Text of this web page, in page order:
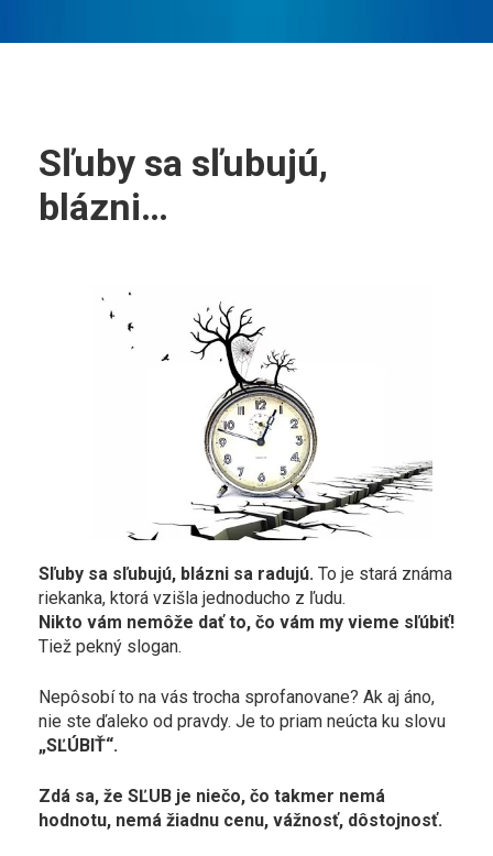
Sľuby sa sľubujú,
blázni…
Sľuby sa sľubujú, blázni sa radujú. To je stará známa
riekanka, ktorá vzišla jednoducho z ľudu.
Nikto vám nemôže dať to, čo vám my vieme sľúbiť!
Tiež pekný slogan.
Nepôsobí to na vás trocha sprofanovane? Ak aj áno,
nie ste ďaleko od pravdy. Je to priam neúcta ku slovu
„SĽÚBIŤ“.
Zdá sa, že SĽUB je niečo, čo takmer nemá
hodnotu, nemá žiadnu cenu, vážnosť, dôstojnosť.